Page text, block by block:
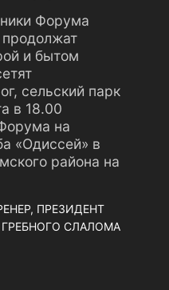
Форума
продолжат
и бытом
сельский парк
в 18.00
на
«Одиссей» в
района на
ПРЕЗИДЕНТ
СЛАЛОМА